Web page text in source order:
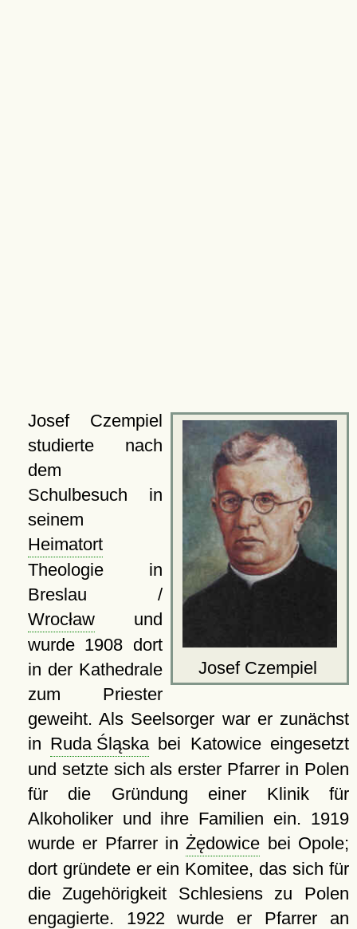
Josef Czempiel
Josef Czempiel
studierte nach
dem
Schulbesuch in
seinem
Heimatort
Theologie in
Breslau /
Wrocławund
wurde 1908 dort
in der Kathedrale
zum Priester
geweiht. Als Seelsorger war er zunächst
in Ruda Śląskabei Katowice eingesetzt
und setzte sich als erster Pfarrer in Polen
für die Gründung einer Klinik für
Alkoholiker und ihre Familien ein. 1919
wurde er Pfarrer inŻędowice bei Opole;
dort gründete er ein Komitee, das sich für
die Zugehörigkeit Schlesiens zu Polen
engagierte. 1922 wurde er Pfarrer an